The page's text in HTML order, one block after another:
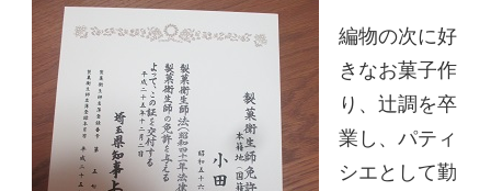
編物の次に好
きなお菓子作
り、辻調を卒
業し、パティ
シエとして勤